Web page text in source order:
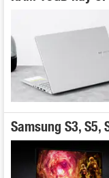
Samsung S3,